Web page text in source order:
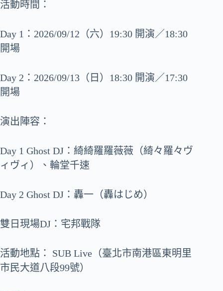
活動時間：
Day 1：2026/09/12（六）19:30 開演／18:30
開場
Day 2：2026/09/13（日）18:30 開演／17:30
開場
演出陣容：
Day 1 Ghost DJ：綺綺羅羅薇薇（綺々羅々ヴ
ィヴィ）、輪堂千速
Day 2 Ghost DJ：轟一（轟はじめ）
雙日現場DJ：宅邦戰隊
活動地點： SUB Live（臺北市南港區東明里
市民大道八段99號）